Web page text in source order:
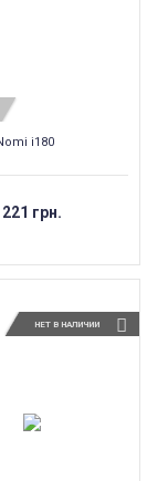
i180
221 грн.
НЕТ В НАЛИЧИИ